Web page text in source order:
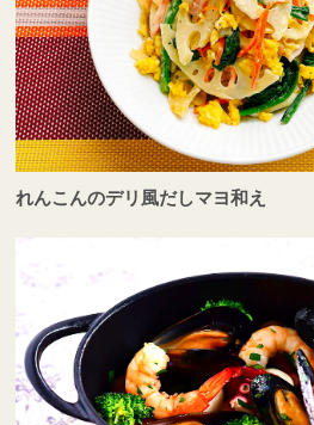
れんこんのデリ風だしマヨ和え